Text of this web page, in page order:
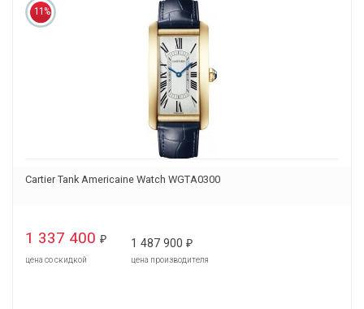
11%
Cartier Tank Americaine Watch WGTA0300
1 337 400 ₽
цена со скидкой
1 487 900 ₽
цена производителя